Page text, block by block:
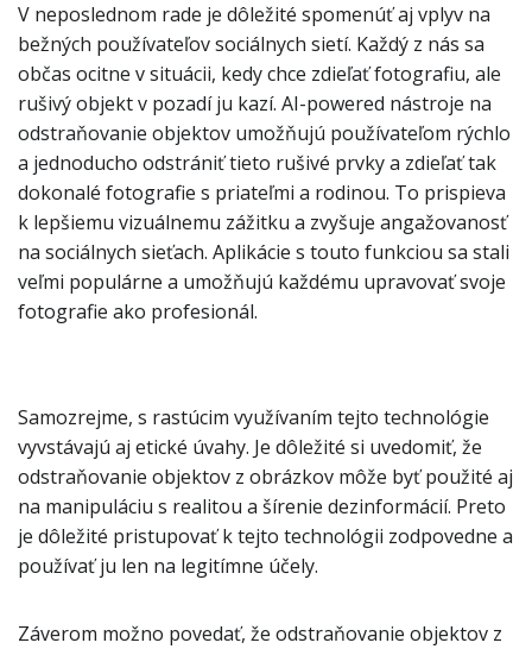
V neposlednom rade je dôležité spomenúť aj vplyv na
bežných používateľov sociálnych sietí. Každý z nás sa
občas ocitne v situácii, kedy chce zdieľať fotografiu, ale
rušivý objekt v pozadí ju kazí. AI-powered nástroje na
odstraňovanie objektov umožňujú používateľom rýchlo
a jednoducho odstrániť tieto rušivé prvky a zdieľať tak
dokonalé fotografie s priateľmi a rodinou. To prispieva
k lepšiemu vizuálnemu zážitku a zvyšuje angažovanosť
na sociálnych sieťach. Aplikácie s touto funkciou sa stali
veľmi populárne a umožňujú každému upravovať svoje
fotografie ako profesionál.
Samozrejme, s rastúcim využívaním tejto technológie
vyvstávajú aj etické úvahy. Je dôležité si uvedomiť, že
odstraňovanie objektov z obrázkov môže byť použité aj
na manipuláciu s realitou a šírenie dezinformácií. Preto
je dôležité pristupovať k tejto technológii zodpovedne a
používať ju len na legitímne účely.
Záverom možno povedať, že odstraňovanie objektov z